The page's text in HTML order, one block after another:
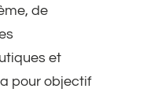
de
et
pour objectif